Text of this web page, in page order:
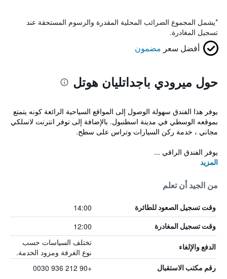
*يشمل المجموع الضرائب المحلية المقدرة والرسوم المستحقة عند
تسجيل المغادرة.
أفضل سعر مضمون
حول ميرودي باجداتليان هوتل
يوفر هذا الفندق سهولة الوصول إلى المواقع السياحية الرائعة كونه يتمتع
بموقعه الوسطي في مدينة اسطنبول. بالإضافة إلى توفر انترنت لاسلكي
مجاني ، خدمة ركن السيارات وتراس على سطح.
يوفر الفندق الراقي ...
المزيد
من الجيد أن تعلم
وقت تسجيل الصعود للطائرة 14:00
وقت تسجيل المغادرة 12:00
الدفع والإلغاء
تختلف السياسات حسب
نوع الغرفة ومزود الخدمة.
رقم مكتب الاستقبال +90 212 936 0030